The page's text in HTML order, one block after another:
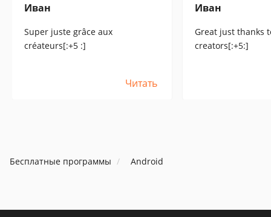
Иван
Super juste grâce aux
créateurs[:+5 :]
Читать
Иван
Great just thanks
creators[:+5:]
Бесплатные программы Android